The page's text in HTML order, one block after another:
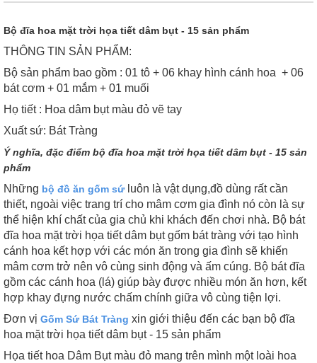
Bộ đĩa hoa mặt trời họa tiết dâm bụt - 15 sản phẩm
THÔNG TIN SẢN PHẨM:
Bộ sản phẩm bao gồm : 01 tô + 06 khay hình cánh hoa + 06
bát cơm + 01 mắm + 01 muối
Họ tiết : Hoa dâm bụt màu đỏ vẽ tay
Xuất sứ: Bát Tràng
Ý nghĩa, đặc điểm bộ đĩa hoa mặt trời họa tiết dâm bụt - 15 sản
phẩm
Những bộ đồ ăn gốm sứluôn là vật dụng,đồ dùng rất cần
thiết, ngoài việc trang trí cho mâm cơm gia đình nó còn là sự
thể hiện khí chất của gia chủ khi khách đến chơi nhà. Bộ bát
đĩa hoa mặt trời họa tiết dâm bụt gốm bát tràng với tạo hình
cánh hoa kết hợp với các món ăn trong gia đình sẽ khiến
mâm cơm trở nên vô cùng sinh động và ấm cúng. Bộ bát đĩa
gồm các cánh hoa (lá) giúp bày được nhiều món ăn hơn, kết
hợp khay đựng nước chấm chính giữa vô cùng tiện lợi.
Đơn vị Gốm Sứ Bát Tràng xin giới thiệu đến các bạn bộ đĩa
hoa mặt trời họa tiết dâm bụt - 15 sản phẩm
Họa tiết hoa Dâm Bụt màu đỏ mang trên mình một loài hoa